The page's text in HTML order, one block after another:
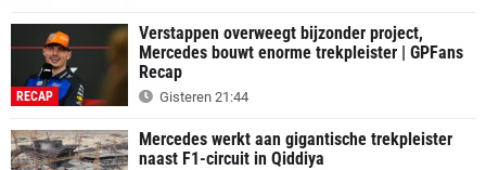
RECAP
Verstappen overweegt bijzonder project,
Mercedes bouwt enorme trekpleister | GPFans
Recap
Gisteren 21:44
Mercedes werkt aan gigantische trekpleister
naast F1-circuit in Qiddiya